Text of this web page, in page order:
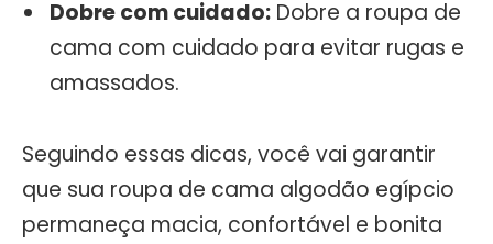
Dobre com cuidado: Dobre a roupa de
cama com cuidado para evitar rugas e
amassados.
Seguindo essas dicas, você vai garantir
que sua roupa de cama algodão egípcio
permaneça macia, confortável e bonita